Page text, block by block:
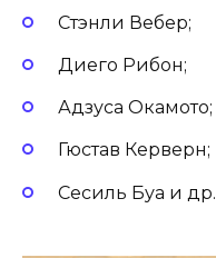
Стэнли Вебер;
Диего Рибон;
Адзуса Окамото;
Гюстав Керверн;
Сесиль Буа и др.